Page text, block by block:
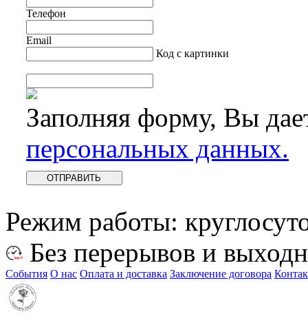
Телефон
Email
Код с картинки
Заполняя форму, Вы
персональных данных.
Режим работы:
Без перерывов и
События О нас Оплата и доставка Заключение договора